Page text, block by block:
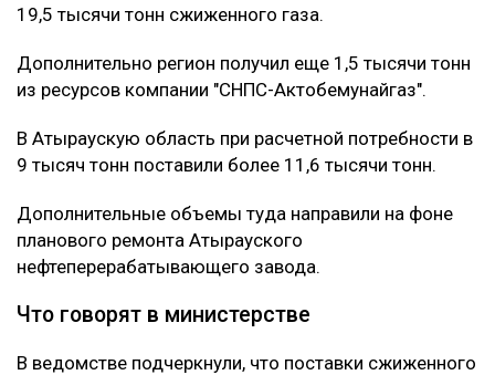
19,5 тысячи тонн сжиженного газа.
Дополнительно регион получил еще 1,5 тысячи тонн
из ресурсов компании "СНПС-Актобемунайгаз".
В Атыраускую область при расчетной потребности в
9 тысяч тонн поставили более 11,6 тысячи тонн.
Дополнительные объемы туда направили на фоне
планового ремонта Атырауского
нефтеперерабатывающего завода.
Что говорят в министерстве
В ведомстве подчеркнули, что поставки сжиженного